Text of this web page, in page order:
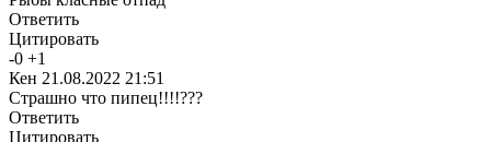
Ответить
Цитировать
-0 +1
Кен 21.08.2022 21:51
Страшно что пипец!!!!???
Ответить
Цитировать